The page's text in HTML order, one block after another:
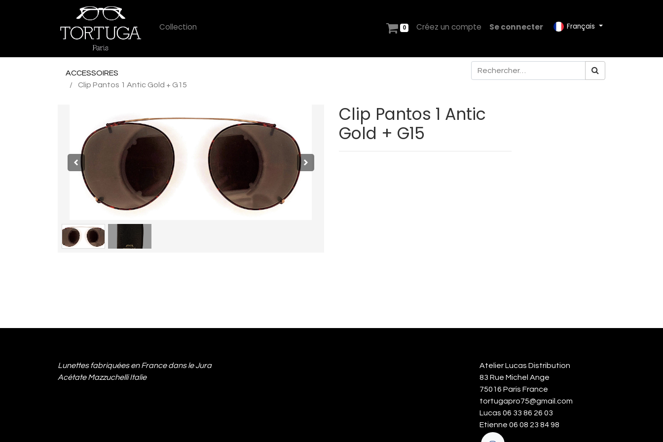
Collection 0 Créez un compte Se connecter Français
ACCESSOIRES
Clip Pantos 1 Antic Gold + G15
Clip Pantos 1 Antic
Gold + G15
Lunettes fabriquées en France dans le Jura
Acétate Mazzuchelli Italie
Atelier Lucas Distribution
83 Rue Michel Ange
75016 Paris France
tortugapro75@gmail.com
Lucas 06 33 86 26 03
Etienne 06 08 23 84 98